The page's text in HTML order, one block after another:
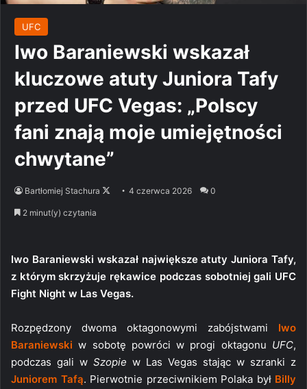
UFC
Iwo Baraniewski wskazał
kluczowe atuty Juniora Tafy
przed UFC Vegas: „Polscy
fani znają moje umiejętności
chwytane”
Bartłomiej Stachura
Follow4 czerwca 2026 0
2 minut(y) czytania
Iwo Baraniewski wskazał największe atuty Juniora Tafy,
z którym skrzyżuje rękawice podczas sobotniej gali UFC
Fight Night w Las Vegas.
Rozpędzony dwoma oktagonowymi zabójstwami Iwo
Baraniewski w sobotę powróci w progi oktagonu UFC,
podczas gali w Szopie w Las Vegas stając w szranki z
Juniorem Tafą. Pierwotnie przeciwnikiem Polaka był Billy